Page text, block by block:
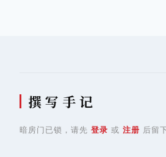
撰 写 手 记
暗房门已锁，请先 登录 或 注册 后留